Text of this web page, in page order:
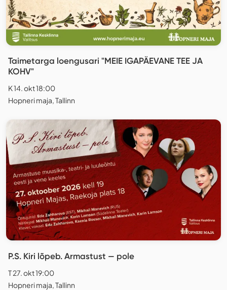
Taimetarga loengusari "MEIE IGAPÄEVANE TEE JA
KOHV"
K 14. okt 18:00
Hopneri maja, Tallinn
P.S. Kiri lõpeb. Armastust — pole
T 27. okt 19:00
Hopneri maja, Tallinn